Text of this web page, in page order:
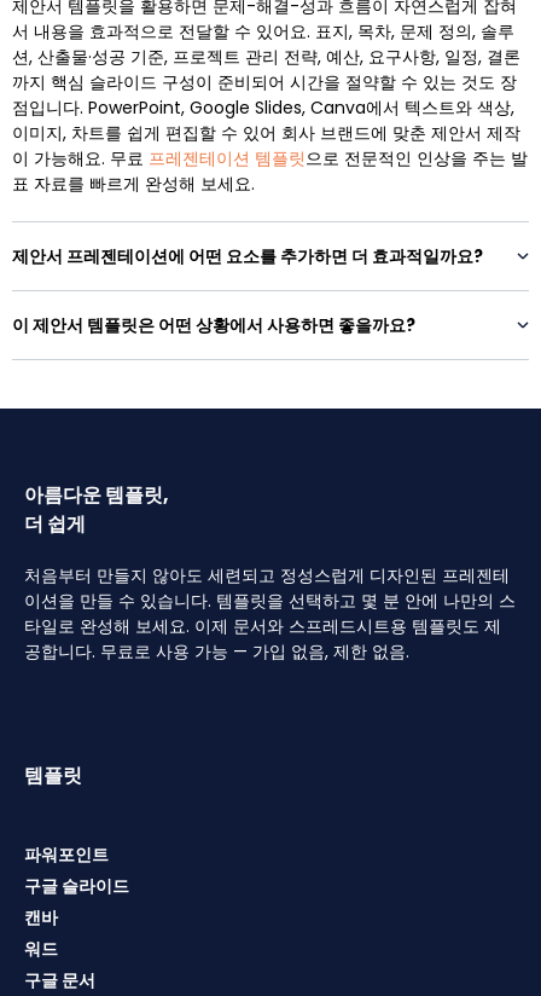
제안서 템플릿을 활용하면 문제-해결-성과 흐름이 자연스럽게 잡혀
서 내용을 효과적으로 전달할 수 있어요. 표지, 목차, 문제 정의, 솔루
션, 산출물·성공 기준, 프로젝트 관리 전략, 예산, 요구사항, 일정, 결론
까지 핵심 슬라이드 구성이 준비되어 시간을 절약할 수 있는 것도 장
점입니다. PowerPoint, Google Slides, Canva에서 텍스트와 색상,
이미지, 차트를 쉽게 편집할 수 있어 회사 브랜드에 맞춘 제안서 제작
이 가능해요. 무료 프레젠테이션 템플릿으로 전문적인 인상을 주는 발
표 자료를 빠르게 완성해 보세요.
제안서 프레젠테이션에 어떤 요소를 추가하면 더 효과적일까요?
이 제안서 템플릿은 어떤 상황에서 사용하면 좋을까요?
아름다운 템플릿,
더 쉽게
처음부터 만들지 않아도 세련되고 정성스럽게 디자인된 프레젠테
이션을 만들 수 있습니다. 템플릿을 선택하고 몇 분 안에 나만의 스
타일로 완성해 보세요. 이제 문서와 스프레드시트용 템플릿도 제
공합니다. 무료로 사용 가능 — 가입 없음, 제한 없음.
템플릿
파워포인트
구글 슬라이드
캔바
워드
구글 문서